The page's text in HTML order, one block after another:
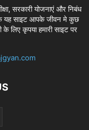
सरकारी योजनाएं और निबंध
कि यह साइट आपके जीवन मे कुछ
लिए कृपया हमारी साइट पर